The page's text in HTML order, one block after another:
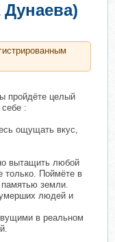
пройдёте целый
себе :
ощущать вкус,
вытащить любой
только. Поймёте в
земли.
людей и
в реальном